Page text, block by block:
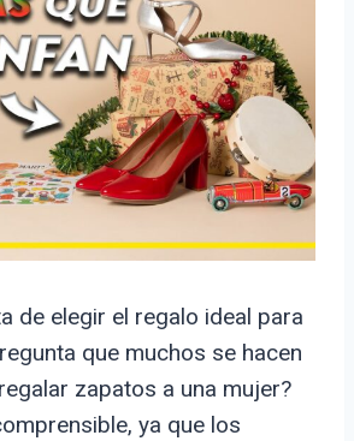
de elegir el regalo ideal para
que muchos se hacen
zapatos a una mujer?
ya que los